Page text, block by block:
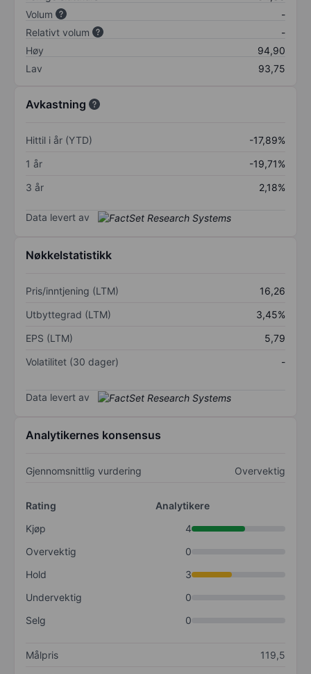
Volum
-
Relativt volum
-
Høy
94,90
Lav
93,75
Avkastning
Hittil i år (YTD)
-17,89%
1 år
-19,71%
3 år
2,18%
Data levert av
Nøkkelstatistikk
Pris/inntjening (LTM)
16,26
Utbyttegrad (LTM)
3,45%
EPS (LTM)
5,79
Volatilitet (30 dager)
-
Data levert av
Analytikernes konsensus
Gjennomsnittlig vurdering Overvektig
Rating
Analytikere
Kjøp
4
Overvektig
0
Hold
3
Undervektig
0
Selg
0
Målpris
119,5